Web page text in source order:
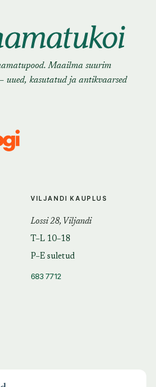
Maailma suurim
uued, kasutatud ja antikvaarsed
VILJANDI KAUPLUS
Lossi 28, Viljandi
T–L 10–18
P–E suletud
683 7712